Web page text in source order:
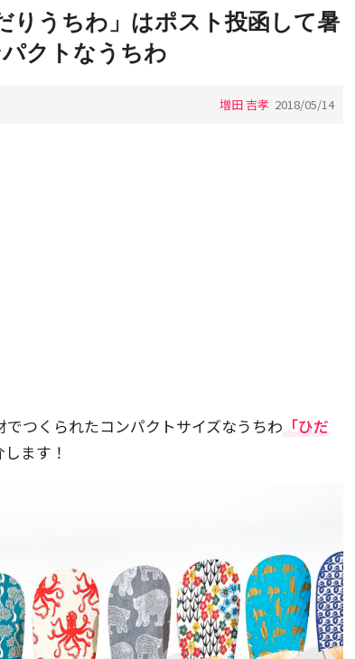
りうちわ」はポスト投函して暑
クトなうちわ
増田 吉孝 2018/05/14
つくられたコンパクトサイズなうちわ 「ひだ
ます！